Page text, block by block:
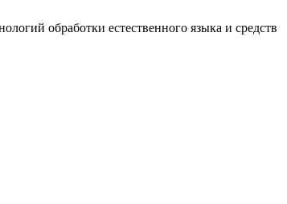
обработки естественного языка и средств